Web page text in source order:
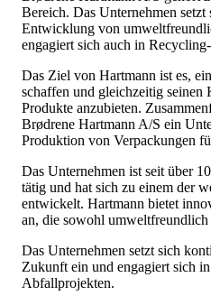
Bereich. Das Unternehmen
Entwicklung von
engagiert sich auch in
Das Ziel von Hartmann ist es,
schaffen und gleichzeitig
Produkte anzubieten.
Brødrene Hartmann A/S ein
Produktion von Verpackungen
Das Unternehmen ist seit über
tätig und hat sich zu einem der
entwickelt. Hartmann bietet
an, die sowohl
Das Unternehmen setzt sich
Zukunft ein und engagiert sich
Abfallprojekten.